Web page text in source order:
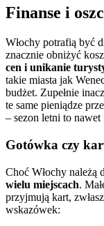
Finanse i
Włochy potrafią być
znacznie obniżyć
cen i unikanie
takie miasta jak
budżet. Zupełnie
te same pieniądze
– sezon letni to
Gotówka czy
Choć Włochy należą
wielu miejscach.
przyjmują kart,
wskazówek: